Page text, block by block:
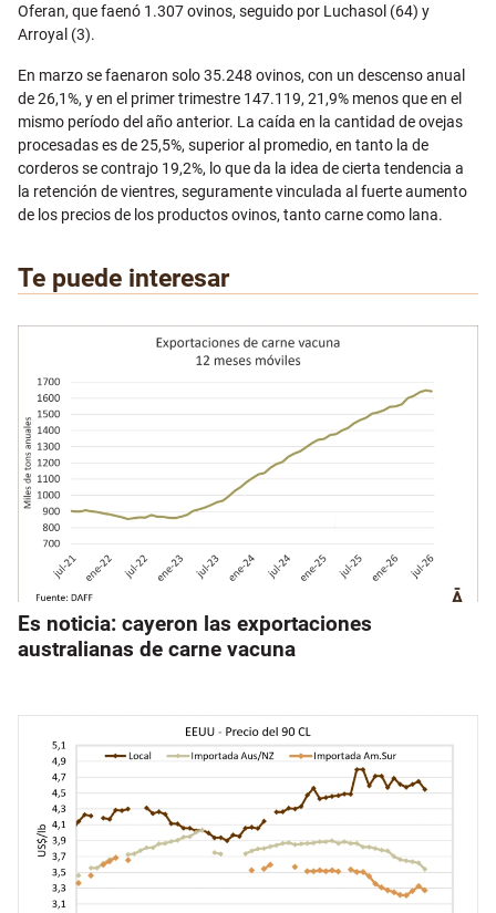
Oferan, que faenó 1.307 ovinos, seguido por Luchasol (64) y
Arroyal (3).
En marzo se faenaron solo 35.248 ovinos, con un descenso anual
de 26,1%, y en el primer trimestre 147.119, 21,9% menos que en el
mismo período del año anterior. La caída en la cantidad de ovejas
procesadas es de 25,5%, superior al promedio, en tanto la de
corderos se contrajo 19,2%, lo que da la idea de cierta tendencia a
la retención de vientres, seguramente vinculada al fuerte aumento
de los precios de los productos ovinos, tanto carne como lana.
Te puede interesar
Es noticia: cayeron las exportaciones
australianas de carne vacuna